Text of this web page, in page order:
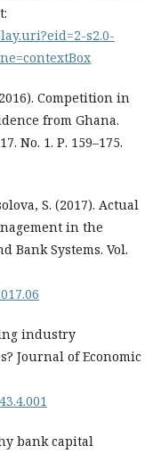
s2.0-
Competition in
from Ghana.
No. 1. Р. 159–175.
S. (2017). Actual
in the
Bank Systems. Vol.
industry
Journal of Economic
bank capital